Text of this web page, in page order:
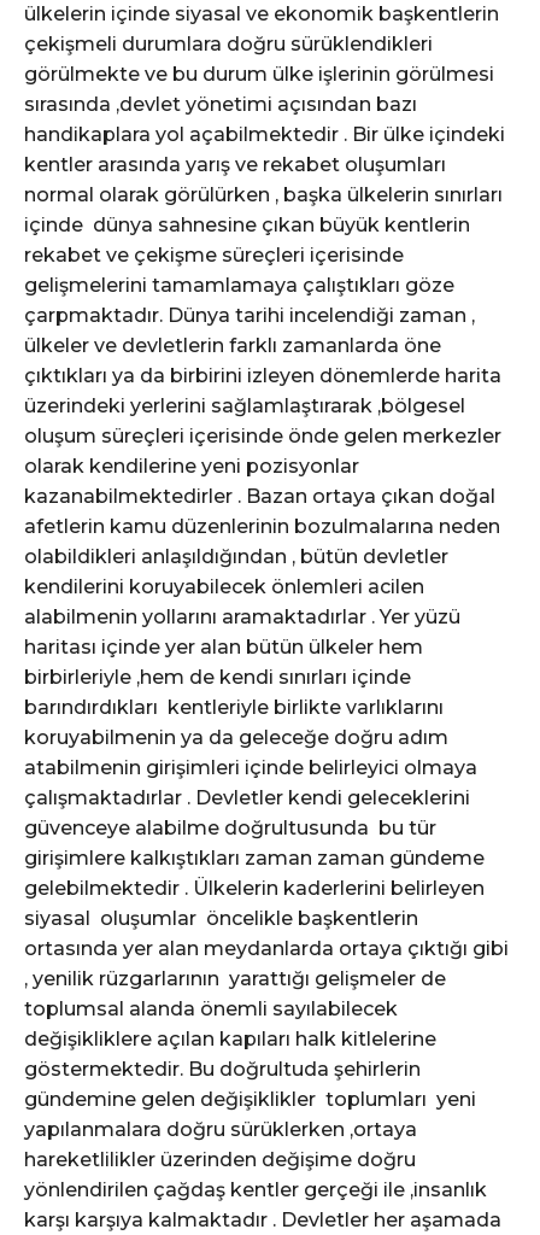
ülkelerin içinde siyasal ve ekonomik başkentlerin
çekişmeli durumlara doğru sürüklendikleri
görülmekte ve bu durum ülke işlerinin görülmesi
sırasında ,devlet yönetimi açısından bazı
handikaplara yol açabilmektedir . Bir ülke içindeki
kentler arasında yarış ve rekabet oluşumları
normal olarak görülürken , başka ülkelerin sınırları
içinde dünya sahnesine çıkan büyük kentlerin
rekabet ve çekişme süreçleri içerisinde
gelişmelerini tamamlamaya çalıştıkları göze
çarpmaktadır. Dünya tarihi incelendiği zaman ,
ülkeler ve devletlerin farklı zamanlarda öne
çıktıkları ya da birbirini izleyen dönemlerde harita
üzerindeki yerlerini sağlamlaştırarak ,bölgesel
oluşum süreçleri içerisinde önde gelen merkezler
olarak kendilerine yeni pozisyonlar
kazanabilmektedirler . Bazan ortaya çıkan doğal
afetlerin kamu düzenlerinin bozulmalarına neden
olabildikleri anlaşıldığından , bütün devletler
kendilerini koruyabilecek önlemleri acilen
alabilmenin yollarını aramaktadırlar . Yer yüzü
haritası içinde yer alan bütün ülkeler hem
birbirleriyle ,hem de kendi sınırları içinde
barındırdıkları kentleriyle birlikte varlıklarını
koruyabilmenin ya da geleceğe doğru adım
atabilmenin girişimleri içinde belirleyici olmaya
çalışmaktadırlar . Devletler kendi geleceklerini
güvenceye alabilme doğrultusunda bu tür
girişimlere kalkıştıkları zaman zaman gündeme
gelebilmektedir . Ülkelerin kaderlerini belirleyen
siyasal oluşumlar öncelikle başkentlerin
ortasında yer alan meydanlarda ortaya çıktığı gibi
, yenilik rüzgarlarının yarattığı gelişmeler de
toplumsal alanda önemli sayılabilecek
değişikliklere açılan kapıları halk kitlelerine
göstermektedir. Bu doğrultuda şehirlerin
gündemine gelen değişiklikler toplumları yeni
yapılanmalara doğru sürüklerken ,ortaya
hareketlilikler üzerinden değişime doğru
yönlendirilen çağdaş kentler gerçeği ile ,insanlık
karşı karşıya kalmaktadır . Devletler her aşamada